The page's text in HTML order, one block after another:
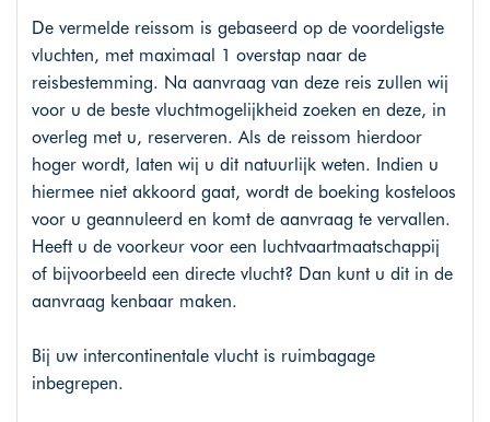
De vermelde reissom is gebaseerd op de voordeligste
vluchten, met maximaal 1 overstap naar de
reisbestemming. Na aanvraag van deze reis zullen wij
voor u de beste vluchtmogelijkheid zoeken en deze, in
overleg met u, reserveren. Als de reissom hierdoor
hoger wordt, laten wij u dit natuurlijk weten. Indien u
hiermee niet akkoord gaat, wordt de boeking kosteloos
voor u geannuleerd en komt de aanvraag te vervallen.
Heeft u de voorkeur voor een luchtvaartmaatschappij
of bijvoorbeeld een directe vlucht? Dan kunt u dit in de
aanvraag kenbaar maken.
Bij uw intercontinentale vlucht is ruimbagage
inbegrepen.